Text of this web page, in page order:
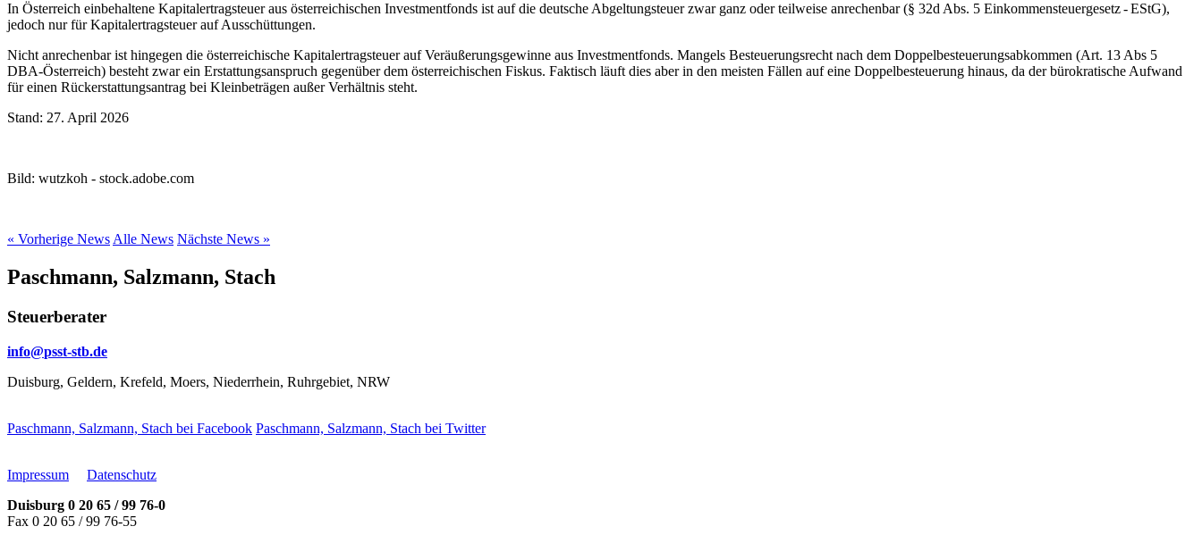
In Österreich einbehaltene Kapitalertragsteuer aus österreichischen Investmentfonds ist auf die deutsche Abgeltungsteuer zwar ganz oder teilweise anrechenbar (§ 32d Abs. 5 Einkommensteuergesetz - EStG),
jedoch nur für Kapitalertragsteuer auf Ausschüttungen.
Nicht anrechenbar ist hingegen die österreichische Kapitalertragsteuer auf Veräußerungsgewinne aus Investmentfonds. Mangels Besteuerungsrecht nach dem Doppelbesteuerungsabkommen (Art. 13 Abs 5
DBA-Österreich) besteht zwar ein Erstattungsanspruch gegenüber dem österreichischen Fiskus. Faktisch läuft dies aber in den meisten Fällen auf eine Doppelbesteuerung hinaus, da der bürokratische Aufwand
für einen Rückerstattungsantrag bei Kleinbeträgen außer Verhältnis steht.
Stand: 27. April 2026
Bild: wutzkoh - stock.adobe.com
« Vorherige News Alle News Nächste News »
Paschmann, Salzmann, Stach
Steuerberater
info@psst-stb.de
Duisburg, Geldern, Krefeld, Moers, Niederrhein, Ruhrgebiet, NRW
Paschmann, Salzmann, Stach bei Facebook Paschmann, Salzmann, Stach bei Twitter
Impressum
Datenschutz
Duisburg 0 20 65 / 99 76-0
Fax 0 20 65 / 99 76-55